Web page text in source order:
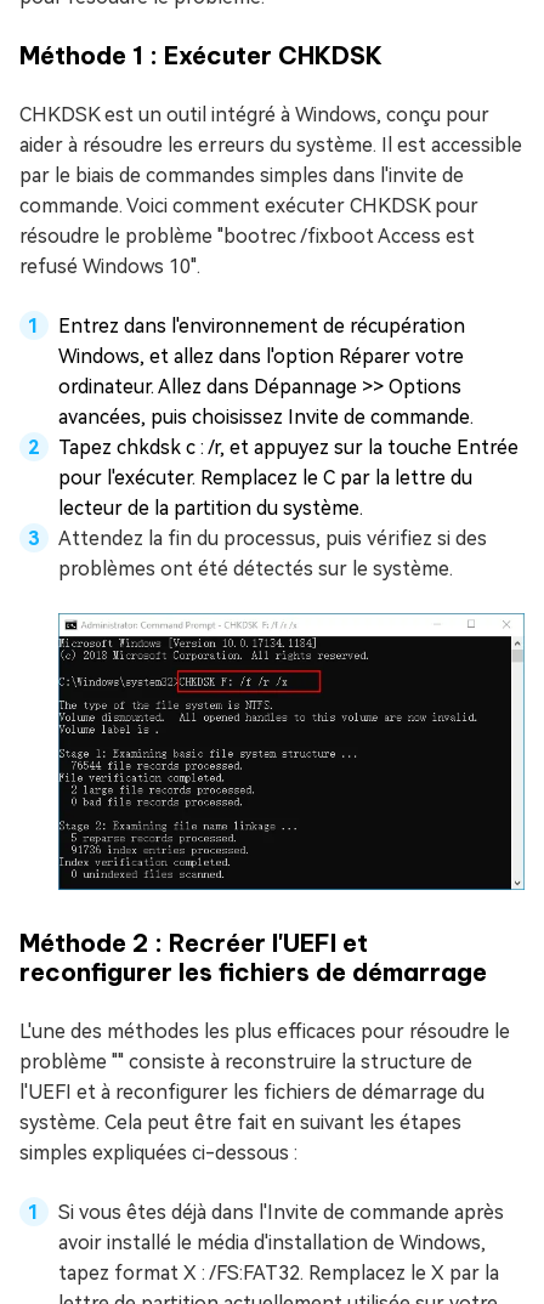
Méthode 1 : Exécuter CHKDSK
CHKDSK est un outil intégré à Windows, conçu pour
aider à résoudre les erreurs du système. Il est accessible
par le biais de commandes simples dans l'invite de
commande. Voici comment exécuter CHKDSK pour
résoudre le problème "bootrec /fixboot Access est
refusé Windows 10".
Entrez dans l'environnement de récupération
Windows, et allez dans l'option Réparer votre
ordinateur. Allez dans Dépannage >> Options
avancées, puis choisissez Invite de commande.
Tapez chkdsk c : /r, et appuyez sur la touche Entrée
pour l'exécuter. Remplacez le C par la lettre du
lecteur de la partition du système.
Attendez la fin du processus, puis vérifiez si des
problèmes ont été détectés sur le système.
Méthode 2 : Recréer l'UEFI et
reconfigurer les fichiers de démarrage
L'une des méthodes les plus efficaces pour résoudre le
problème "" consiste à reconstruire la structure de
l'UEFI et à reconfigurer les fichiers de démarrage du
système. Cela peut être fait en suivant les étapes
simples expliquées ci-dessous :
Si vous êtes déjà dans l'Invite de commande après
avoir installé le média d'installation de Windows,
tapez format X : /FS:FAT32. Remplacez le X par la